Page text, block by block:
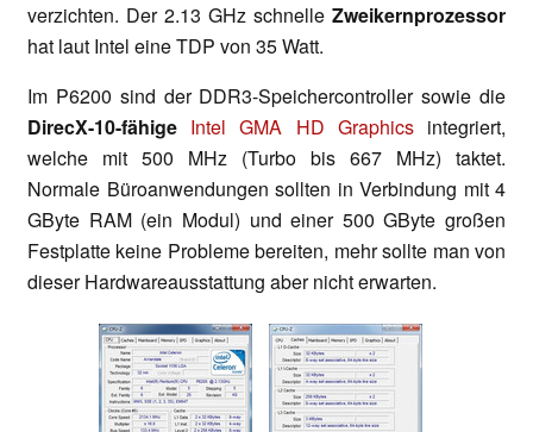
verzichten. Der 2.13 GHz schnelle Zweikernprozessor
hat laut Intel eine TDP von 35 Watt.
Im P6200 sind der DDR3-Speichercontroller sowie die
DirecX-10-fähige Intel GMA HD Graphicsintegriert,
welche mit 500 MHz (Turbo bis 667 MHz) taktet.
Normale Büroanwendungen sollten in Verbindung mit 4
GByte RAM (ein Modul) und einer 500 GByte großen
Festplatte keine Probleme bereiten, mehr sollte man von
dieser Hardwareausstattung aber nicht erwarten.